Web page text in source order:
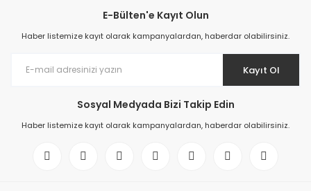
E-Bülten'e Kayıt Olun
Haber listemize kayıt olarak kampanyalardan, haberdar olabilirsiniz.
Kayıt Ol
Sosyal Medyada Bizi Takip Edin
Haber listemize kayıt olarak kampanyalardan, haberdar olabilirsiniz.